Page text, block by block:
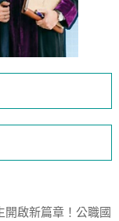
開啟新篇章！公職國